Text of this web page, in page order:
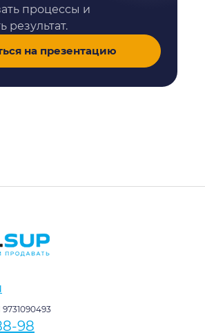
процессы и
результат.
на презентацию
98